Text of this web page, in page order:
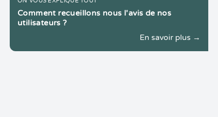
Comment recueillons nous l'avis de nos
utilisateurs ?
En savoir plus →